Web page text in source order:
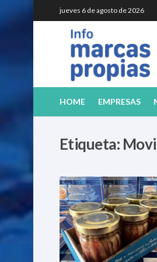
jueves 6 de agosto de 2026
HOME EMPRESAS
Etiqueta: